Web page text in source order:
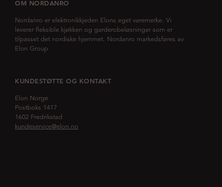
OM NORDANRO
Nordanro er elektronikkjeden Elons eget varemerke. Vi
leverer fleksible kjøkken og garderobeløsninger som er
tilpasset det nordiske hjemmet. Nordanro markedsføres av
Elon Group
KUNDESTØTTE OG KONTAKT
Elon Norge
Postboks 1417
1602 Fredrikstad
kundeservice@elon.no